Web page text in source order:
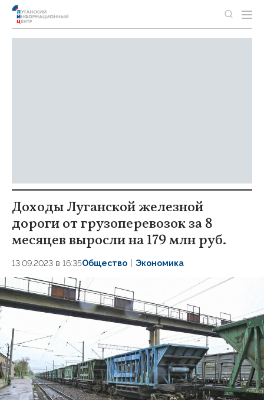
Доходы Луганской железной
дороги от грузоперевозок за 8
месяцев выросли на 179 млн руб.
13.09.2023 в 16:35Общество Экономика